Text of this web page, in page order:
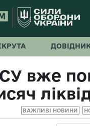
вже
ВАЖЛИВІ НОВИНИ